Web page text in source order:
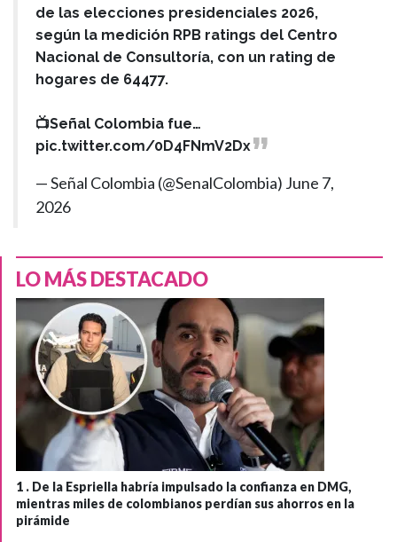
de las elecciones presidenciales 2026,
según la medición RPB ratings del Centro
Nacional de Consultoría, con un rating de
hogares de 64477.
📺Señal Colombia fue…
pic.twitter.com/0D4FNmV2Dx
— Señal Colombia (@SenalColombia) June 7,
2026
LO MÁS DESTACADO
1 . De la Espriella habría impulsado la confianza en DMG,
mientras miles de colombianos perdían sus ahorros en la
pirámide